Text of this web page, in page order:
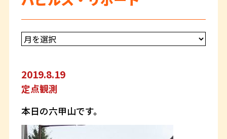
2019.8.19
定点観測
本日の六甲山です。